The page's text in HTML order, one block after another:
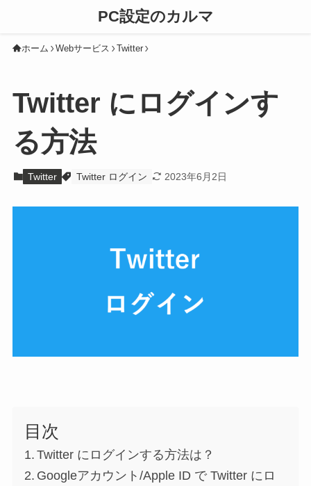
PC設定のカルマ
ホーム Webサービス Twitter
Twitter にログインす
る方法
Twitter Twitter ログイン 2023年6月2日
目次
Twitter にログインする方法は？
Googleアカウント/Apple ID で Twitter にロ